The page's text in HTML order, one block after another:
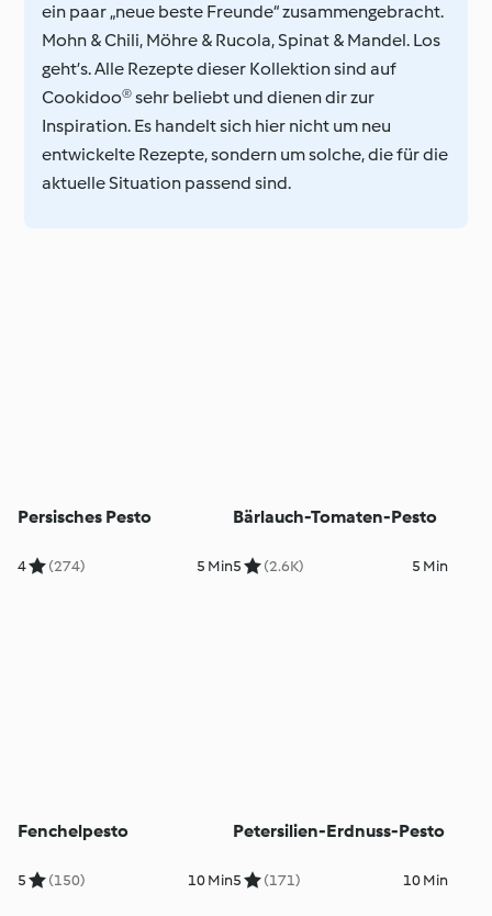
ein paar „neue beste Freunde“ zusammengebracht.
Mohn & Chili, Möhre & Rucola, Spinat & Mandel. Los
geht’s. Alle Rezepte dieser Kollektion sind auf
Cookidoo® sehr beliebt und dienen dir zur
Inspiration. Es handelt sich hier nicht um neu
entwickelte Rezepte, sondern um solche, die für die
aktuelle Situation passend sind.
Persisches Pesto
4 (274) 5 Min
Bärlauch-Tomaten-Pesto
5 (2.6K) 5 Min
Fenchelpesto
5 (150) 10 Min
Petersilien-Erdnuss-Pesto
5 (171) 10 Min